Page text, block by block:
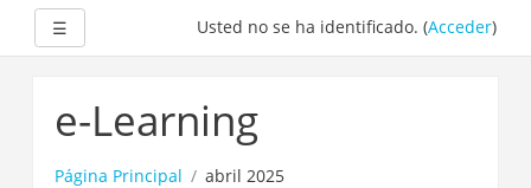
contenido
☰ Usted no se ha identificado. (Acceder)
e-Learning
Página Principal abril 2025